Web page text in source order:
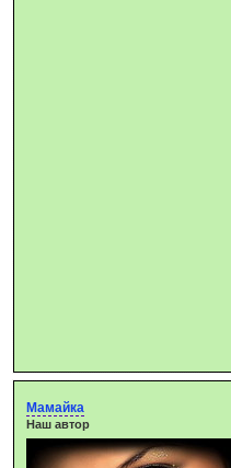
Мамайка
Наш автор